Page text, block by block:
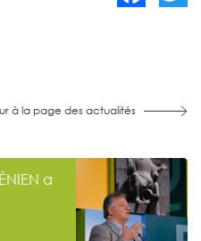
à la page des actualités
a